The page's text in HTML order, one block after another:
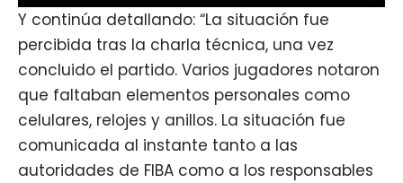
Y continúa detallando: “La situación fue
percibida tras la charla técnica, una vez
concluido el partido. Varios jugadores notaron
que faltaban elementos personales como
celulares, relojes y anillos. La situación fue
comunicada al instante tanto a las
autoridades de FIBA como a los responsables